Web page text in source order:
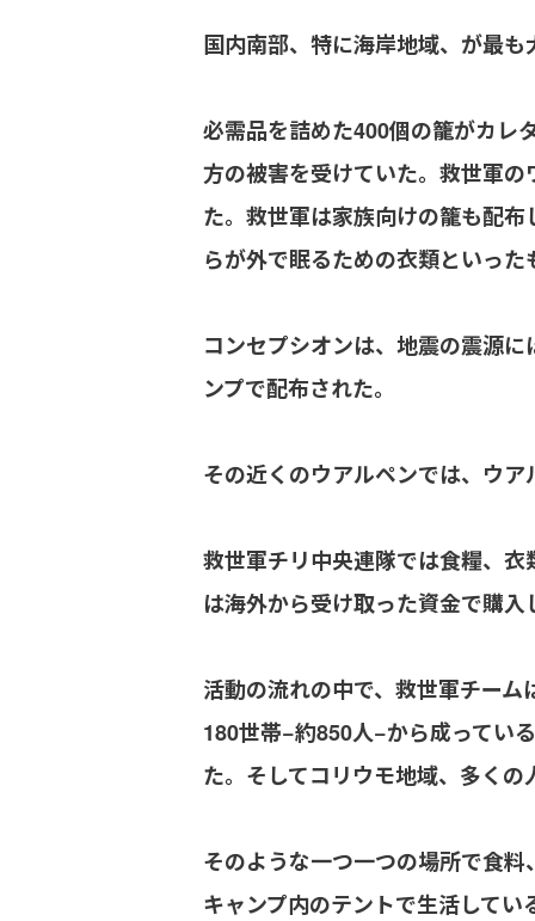
国内南部、特に海岸地域、が最
必需品を詰めた400個の籠がカレ
方の被害を受けていた。救世軍
た。救世軍は家族向けの籠も配
らが外で眠るための衣類といっ
コンセプシオンは、地震の震源
ンプで配布された。
その近くのウアルペンでは、ウ
救世軍チリ中央連隊では食糧、
は海外から受け取った資金で購
活動の流れの中で、救世軍チー
180世帯−約850人−から成ってい
た。そしてコリウモ地域、多く
そのような一つ一つの場所で食
キャンプ内のテントで生活して